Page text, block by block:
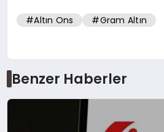
#Altın Ons #Gram Altın
Benzer Haberler